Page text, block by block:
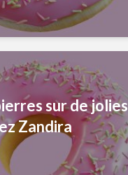
sur de jolies
Zandira